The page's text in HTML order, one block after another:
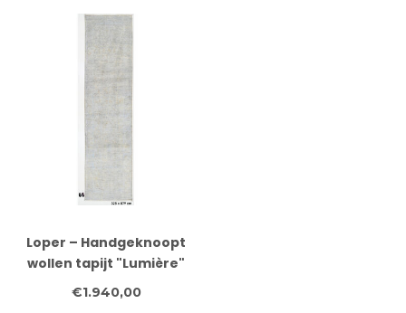
Loper – Handgeknoopt
wollen tapijt "Lumière"
in lichtgrijs-blauw – 328
€1.940,00